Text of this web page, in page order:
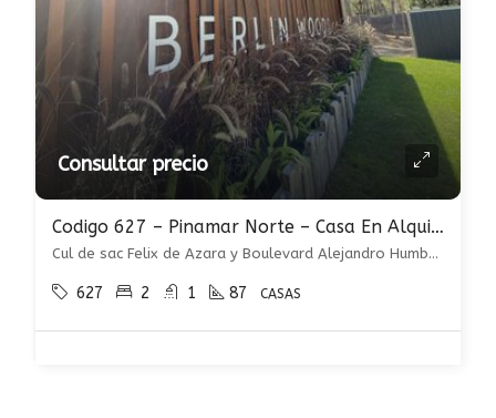
Consultar precio
Codigo 627 – Pinamar Norte – Casa En Alquiler
Cul de sac Felix de Azara y Boulevard Alejandro Humboldt 100, , Pinamar
627 2 1 87 CASAS